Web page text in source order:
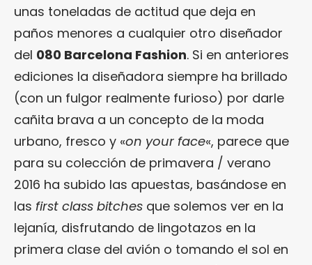
unas toneladas de actitud que deja en
paños menores a cualquier otro diseñador
del 080 Barcelona Fashion. Si en anteriores
ediciones la diseñadora siempre ha brillado
(con un fulgor realmente furioso) por darle
cañita brava a un concepto de la moda
urbano, fresco y «on your face«, parece que
para su colección de primavera / verano
2016 ha subido las apuestas, basándose en
las first class bitches que solemos ver en la
lejanía, disfrutando de lingotazos en la
primera clase del avión o tomando el sol en